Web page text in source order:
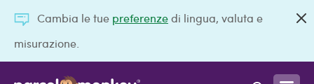
Cambia le tue preferenzedi lingua, valuta e
misurazione.